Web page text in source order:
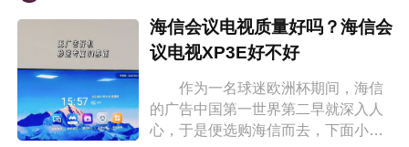
海信会议电视质量好吗？海信会
议电视XP3E好不好
作为一名球迷欧洲杯期间，海信
的广告中国第一世界第二早就深入人
心，于是便选购海信而去，下面小编